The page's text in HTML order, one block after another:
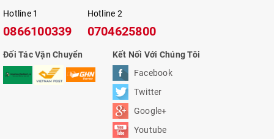
Hotline 1
0866100339
Hotline 2
0704625800
Đối Tác Vận Chuyển
Kết Nối Với Chúng Tôi
Facebook
Twitter
Google+
Youtube